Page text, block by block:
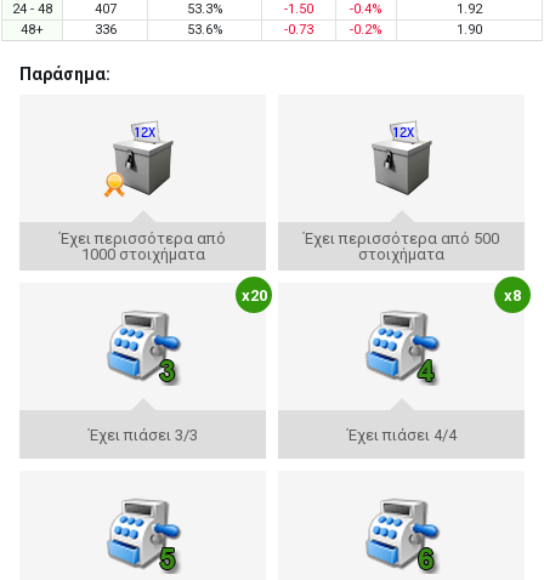
24 - 48
407 53.3% -1.50 -0.4%
1.92
48+
336 53.6% -0.73 -0.2% 1.90
Παράσημα:
Έχει περισσότερα από
1000 στοιχήματα
Έχει περισσότερα από 500
στοιχήματα
x20
Έχει πιάσει 3/3
x8
Έχει πιάσει 4/4